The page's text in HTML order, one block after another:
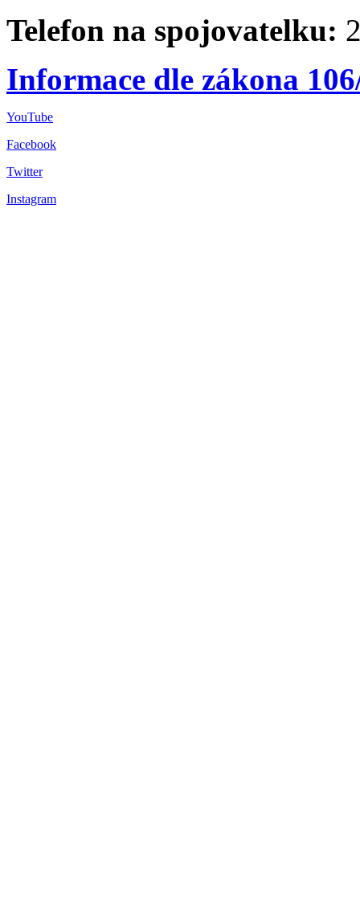
Telefon na spojovatelku:
Informace dle zákona
YouTube
Facebook
Twitter
Instagram